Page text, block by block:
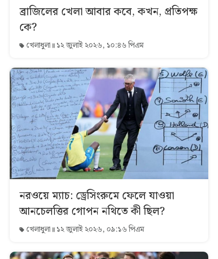
ব্রাজিলের খেলা আবার কবে, কখন, প্রতিপক্ষ
কে?
খেলাধুলা ১২ জুলাই ২০২৬, ১০:৪৬ পিএম
নরওয়ে ম্যাচ: ড্রেসিংরুমে ফেলে যাওয়া
আনচেলত্তির গোপন নথিতে কী ছিল?
খেলাধুলা ১২ জুলাই ২০২৬, ০৯:১৬ পিএম